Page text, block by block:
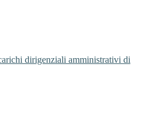
dirigenziali amministrativi di